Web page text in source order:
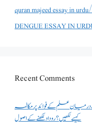
Recent Comments
کیسے لکھیں؟ روداد لکھنے کے اصول